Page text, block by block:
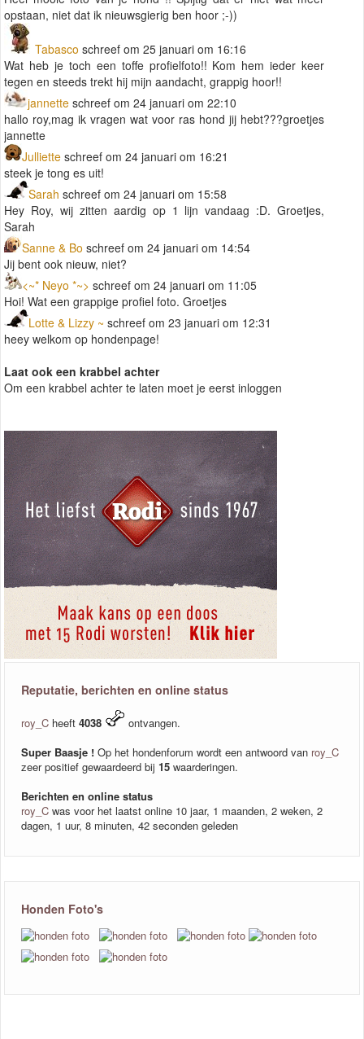
opstaan, niet dat ik nieuwsgierig ben hoor ;-))
Tabasco schreef om 25 januari om 16:16
Wat heb je toch een toffe profielfoto!! Kom hem ieder keer
tegen en steeds trekt hij mijn aandacht, grappig hoor!!
jannette schreef om 24 januari om 22:10
hallo roy,mag ik vragen wat voor ras hond jij hebt???groetjes
jannette
Julliette schreef om 24 januari om 16:21
steek je tong es uit!
Sarah schreef om 24 januari om 15:58
Hey Roy, wij zitten aardig op 1 lijn vandaag :D. Groetjes,
Sarah
Sanne & Bo schreef om 24 januari om 14:54
Jij bent ook nieuw, niet?
<~* Neyo *~> schreef om 24 januari om 11:05
Hoi! Wat een grappige profiel foto. Groetjes
Lotte & Lizzy ~ schreef om 23 januari om 12:31
heey welkom op hondenpage!
Laat ook een krabbel achter
Om een krabbel achter te laten moet je eerst inloggen
Reputatie, berichten en online status
roy_C heeft 4038
ontvangen.
Super Baasje ! Op het hondenforum wordt een antwoord van roy_C
zeer positief gewaardeerd bij 15 waarderingen.
Berichten en online status
roy_C was voor het laatst online 10 jaar, 1 maanden, 2 weken, 2
dagen, 1 uur, 8 minuten, 42 seconden geleden
Honden Foto's